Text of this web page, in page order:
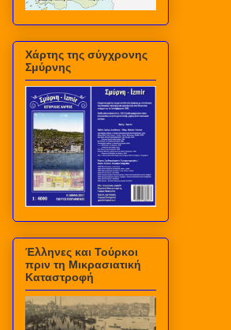
Χάρτης της σύγχρονης
Σμύρνης
Έλληνες και Τούρκοι
πριν τη Μικρασιατική
Καταστροφή